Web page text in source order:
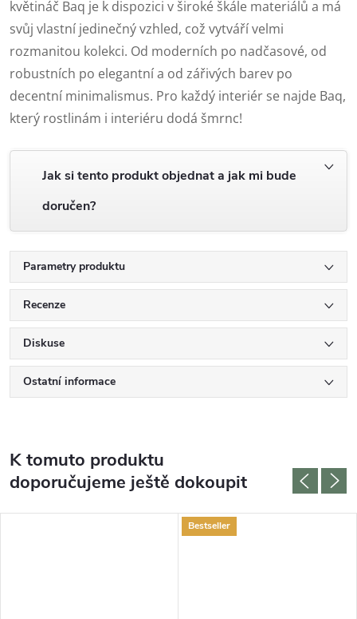
květináč Baq je k dispozici v široké škále materiálů a má
svůj vlastní jedinečný vzhled, což vytváří velmi
rozmanitou kolekci. Od moderních po nadčasové, od
robustních po elegantní a od zářivých barev po
decentní minimalismus. Pro každý interiér se najde Baq,
který rostlinám i interiéru dodá šmrnc!
Jak si tento produkt objednat a jak mi bude
doručen?
Parametry produktu
Recenze
Diskuse
Ostatní informace
K tomuto produktu
doporučujeme ještě dokoupit
Bestseller